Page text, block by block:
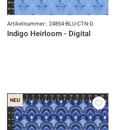
Artikelnummer.: 24854-BLU-CTN-D
Indigo Heirloom - Digital
NEU